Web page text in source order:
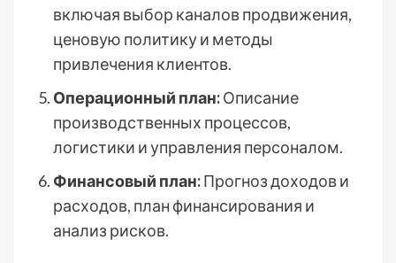
включая выбор каналов продвижения,
ценовую политику и методы
привлечения клиентов.
Операционный план:Описание
производственных процессов,
логистики и управления персоналом.
Финансовый план:Прогноз доходов и
расходов, план финансирования и
анализ рисков.